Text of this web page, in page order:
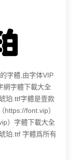
字體,由字体VIP
網字體下載大全
珀.ttf字體是壹款
https://font.vip）
）字體下載大全
珀.ttf 字體爲所有